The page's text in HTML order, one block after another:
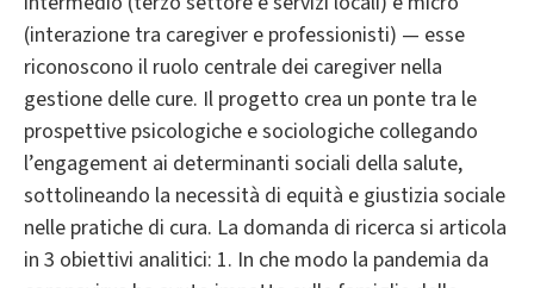
(interazione tra caregiver e professionisti) — esse
riconoscono il ruolo centrale dei caregiver nella
gestione delle cure. Il progetto crea un ponte tra le
prospettive psicologiche e sociologiche collegando
l’engagement ai determinanti sociali della salute,
sottolineando la necessità di equità e giustizia sociale
nelle pratiche di cura. La domanda di ricerca si articola
in 3 obiettivi analitici: 1. In che modo la pandemia da